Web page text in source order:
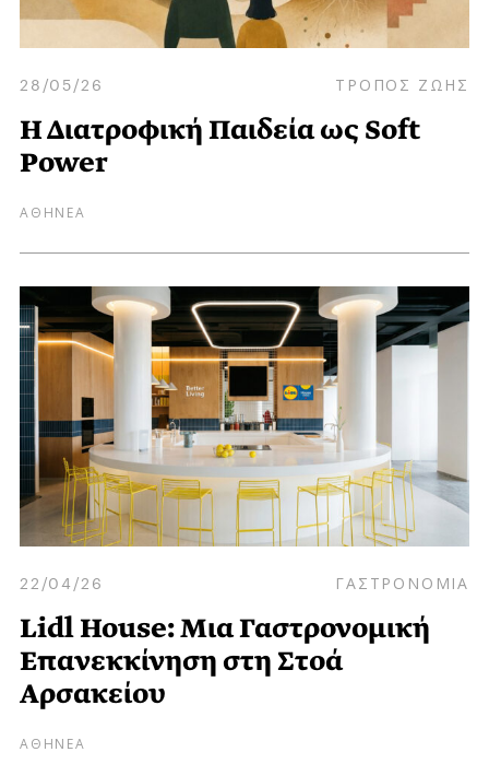
28/05/26 ΤΡΟΠΟΣ ΖΩΗΣ
Η Διατροφική Παιδεία ως Soft
Power
ΑΘΗΝΕΑ
22/04/26 ΓΑΣΤΡΟΝΟΜΙΑ
Lidl House: Μια Γαστρονομική
Επανεκκίνηση στη Στοά
Αρσακείου
ΑΘΗΝΕΑ